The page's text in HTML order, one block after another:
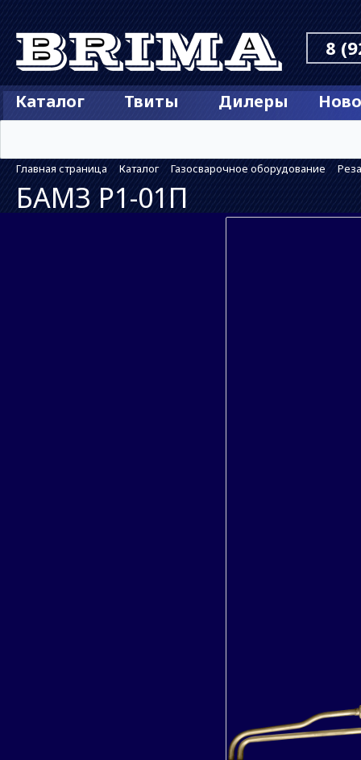
8
Каталог Твиты Дилеры
Главная страница Каталог Газосварочное оборудование
БАМЗ Р1-01П